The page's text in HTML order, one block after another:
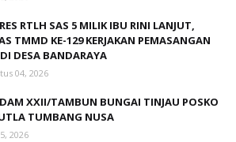
RTLH SAS 5 MILIK IBU RINI LANJUT,
TMMD KE-129 KERJAKAN PEMASANGAN
DESA BANDARAYA
04, 2026
XXII/TAMBUN BUNGAI TINJAU POSKO
TUMBANG NUSA
2026